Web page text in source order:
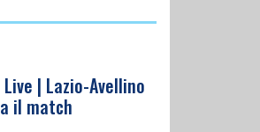
| Lazio-Avellino
il match